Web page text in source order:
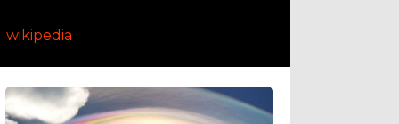
wikipedia